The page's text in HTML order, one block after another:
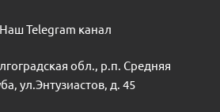
в наличии (1)
Наш Telegram канал
обл., р.п. Средняя
ул.Энтузиастов, д. 45